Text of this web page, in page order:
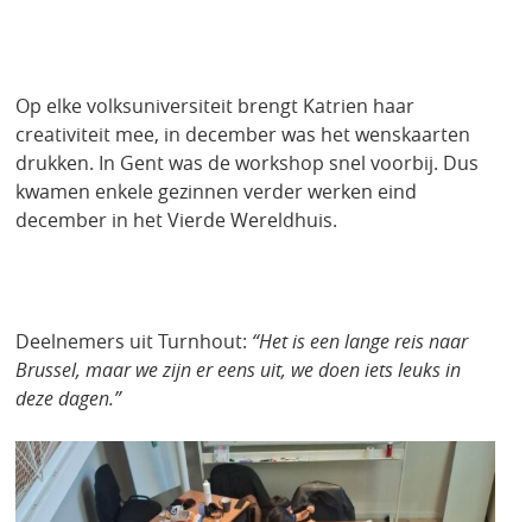
Op elke volksuniversiteit brengt Katrien haar
creativiteit mee, in december was het wenskaarten
drukken. In Gent was de workshop snel voorbij. Dus
kwamen enkele gezinnen verder werken eind
december in het Vierde Wereldhuis.
Deelnemers uit Turnhout: “Het is een lange reis naar
Brussel, maar we zijn er eens uit, we doen iets leuks in
deze dagen.”